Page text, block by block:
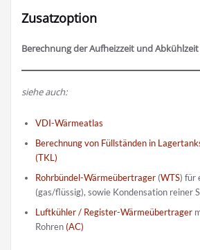
Zusatzoption
Berechnung der Aufheizzeit und
siehe auch:
VDI-Wärmeatlas
Berechnung von Füllständen in
(TKL)
Rohrbündel-Wärmeübertrager (WTS) für
(gas/flüssig), sowie Kondensation reiner
Luftkühler / Register-Wärmeübertrager
Rohren(AC)